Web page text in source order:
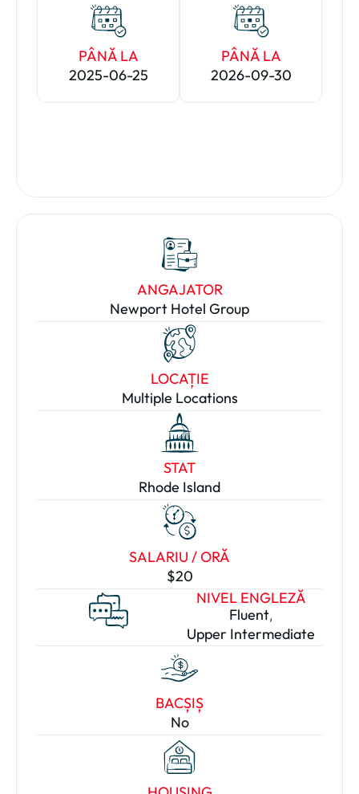
ANGAJATOR
Newport Hotel Group
LOCAȚIE
Multiple Locations
STAT
Rhode Island
SALARIU / ORĂ
$20
NIVEL ENGLEZĂ
Fluent,
Upper Intermediate
BACȘIȘ
No
PÂNĂ LA
2025-06-25
PÂNĂ LA
2026-09-30